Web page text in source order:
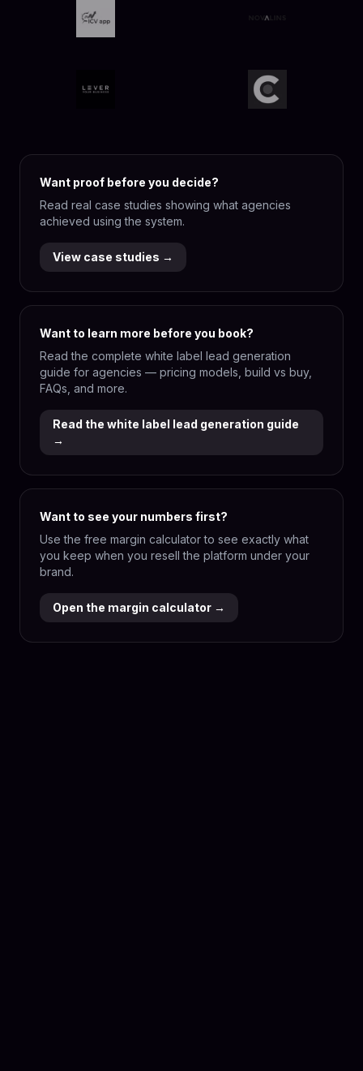
Want proof before you decide?
Read real case studies showing what agencies
achieved using the system.
View case studies →
Want to learn more before you book?
Read the complete white label lead generation
guide for agencies — pricing models, build vs buy,
FAQs, and more.
Read the white label lead generation guide
→
Want to see your numbers first?
Use the free margin calculator to see exactly what
you keep when you resell the platform under your
brand.
Open the margin calculator →